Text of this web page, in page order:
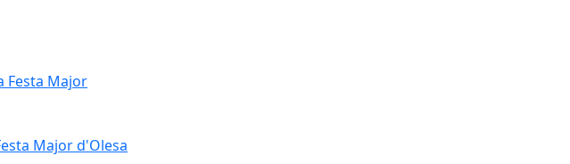
Major d'Olesa